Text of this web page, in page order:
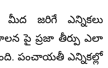
మీద జరిగే ఎన్నికలు
పై ప్రజా తీర్పు ఎలా
పంచాయతీ ఎన్నికల్లో